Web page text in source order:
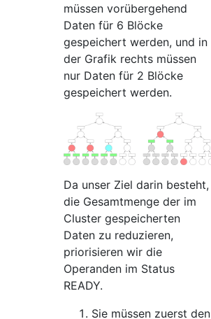
müssen vorübergehend
Daten für 6 Blöcke
gespeichert werden, und in
der Grafik rechts müssen
nur Daten für 2 Blöcke
gespeichert werden.
Da unser Ziel darin besteht,
die Gesamtmenge der im
Cluster gespeicherten
Daten zu reduzieren,
priorisieren wir die
Operanden im Status
READY.
Sie müssen zuerst den